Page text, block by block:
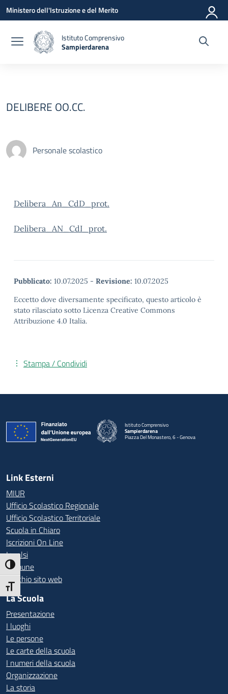
Attiva/disattiva alto contrasto
Attiva/disattiva dimensione testo
Vai ai contenuti
Vai al menu di navigazione
Vai al footer
Ministero dell'Istruzione e del Merito
Istituto Comprensivo
Sampierdarena
DELIBERE OO.CC.
Personale scolastico
Delibera_An_CdD_prot.
Delibera_AN_CdI_prot.
Pubblicato: 10.07.2025 - Revisione: 10.07.2025
Eccetto dove diversamente specificato, questo articolo è
stato rilasciato sotto Licenza Creative Commons
Attribuzione 4.0 Italia.
Stampa / Condividi
Istituto Comprensivo
Sampierdarena
Piazza Del Monastero, 6 - Genova
— Visita la pagina iniziale della scuola
Link Esterni
MIUR
Ufficio Scolastico Regionale
Ufficio Scolastico Territoriale
Scuola in Chiaro
Iscrizioni On Line
Invalsi
Comune
Vecchio sito web
La Scuola
Presentazione
I luoghi
Le persone
Le carte della scuola
I numeri della scuola
Organizzazione
La storia